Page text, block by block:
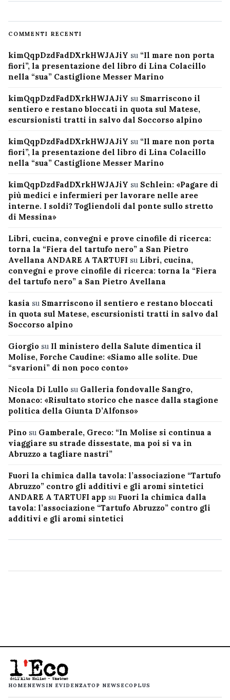
COMMENTI RECENTI
kimQqpDzdFadDXrkHWJAJiY su “Il mare non porta
fiori”, la presentazione del libro di Lina Colacillo
nella “sua” Castiglione Messer Marino
kimQqpDzdFadDXrkHWJAJiY su Smarriscono il
sentiero e restano bloccati in quota sul Matese,
escursionisti tratti in salvo dal Soccorso alpino
kimQqpDzdFadDXrkHWJAJiY su “Il mare non porta
fiori”, la presentazione del libro di Lina Colacillo
nella “sua” Castiglione Messer Marino
kimQqpDzdFadDXrkHWJAJiY su Schlein: «Pagare di
più medici e infermieri per lavorare nelle aree
interne. I soldi? Togliendoli dal ponte sullo stretto
di Messina»
Libri, cucina, convegni e prove cinofile di ricerca:
torna la “Fiera del tartufo nero” a San Pietro
Avellana ANDARE A TARTUFI su Libri, cucina,
convegni e prove cinofile di ricerca: torna la “Fiera
del tartufo nero” a San Pietro Avellana
kasia su Smarriscono il sentiero e restano bloccati
in quota sul Matese, escursionisti tratti in salvo dal
Soccorso alpino
Giorgio su Il ministero della Salute dimentica il
Molise, Forche Caudine: «Siamo alle solite. Due
“svarioni” di non poco conto»
Nicola Di Lullo su Galleria fondovalle Sangro,
Monaco: «Risultato storico che nasce dalla stagione
politica della Giunta D’Alfonso»
Pino su Gamberale, Greco: “In Molise si continua a
viaggiare su strade dissestate, ma poi si va in
Abruzzo a tagliare nastri”
Fuori la chimica dalla tavola: l’associazione “Tartufo
Abruzzo” contro gli additivi e gli aromi sintetici
ANDARE A TARTUFI app su Fuori la chimica dalla
tavola: l’associazione “Tartufo Abruzzo” contro gli
additivi e gli aromi sintetici
HOMENEWS IN EVIDENZATOP NEWS ECOPLUS